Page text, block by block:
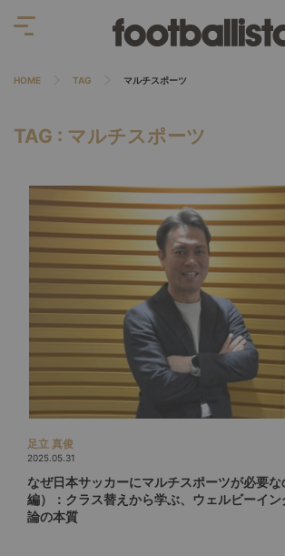
HOME TAG マルチスポーツ
TAG : マルチスポーツ
足立 真俊
2025.05.31
なぜ日本サッカーにマルチスポーツが必要
編）：クラス替えから学ぶ、ウェルビーイ
論の本質